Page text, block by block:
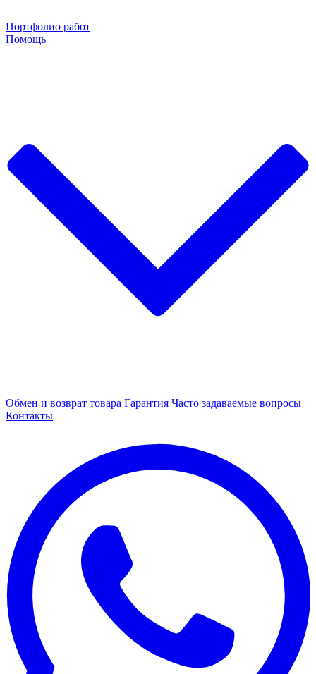
Портфолио работ
Помощь
Обмен и возврат товара Гарантия Часто задаваемые вопросы
Контакты